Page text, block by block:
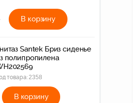
В корзину
Santek Бриз сиденье
полипропилена
товара:2358
В корзину